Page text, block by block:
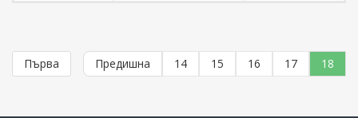
Първа Предишна 14 15 16 17 18